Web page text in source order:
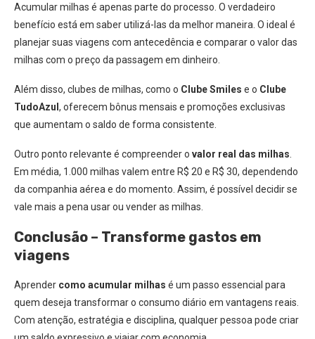
Acumular milhas é apenas parte do processo. O verdadeiro
benefício está em saber utilizá-las da melhor maneira. O ideal é
planejar suas viagens com antecedência e comparar o valor das
milhas com o preço da passagem em dinheiro.
Além disso, clubes de milhas, como o Clube Smiles e o Clube
TudoAzul , oferecem bônus mensais e promoções exclusivas
que aumentam o saldo de forma consistente.
Outro ponto relevante é compreender o valor real das milhas
Em média, 1.000 milhas valem entre R$ 20 e R$ 30, dependendo
da companhia aérea e do momento. Assim, é possível decidir se
vale mais a pena usar ou vender as milhas.
Conclusão – Transforme gastos em
viagens
Aprender como acumular milhas é um passo essencial para
quem deseja transformar o consumo diário em vantagens reais.
Com atenção, estratégia e disciplina, qualquer pessoa pode criar